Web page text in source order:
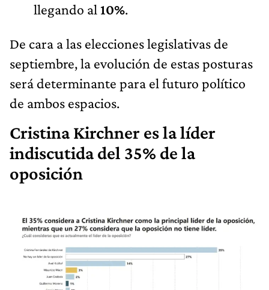
llegando al 10%.
De cara a las elecciones legislativas de
septiembre, la evolución de estas posturas
será determinante para el futuro político
de ambos espacios.
Cristina Kirchner es la líder
indiscutida del 35% de la
oposición